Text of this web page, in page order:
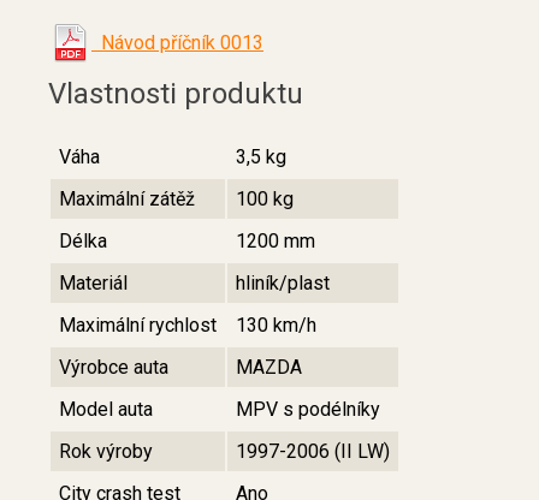
Návod příčník 0013
Vlastnosti produktu
Váha
3,5 kg
Maximální zátěž
100 kg
Délka
1200 mm
Materiál
hliník/plast
Maximální rychlost
130 km/h
Výrobce auta
MAZDA
Model auta
MPV s podélníky
Rok výroby
1997-2006 (II LW)
City crash test
Ano